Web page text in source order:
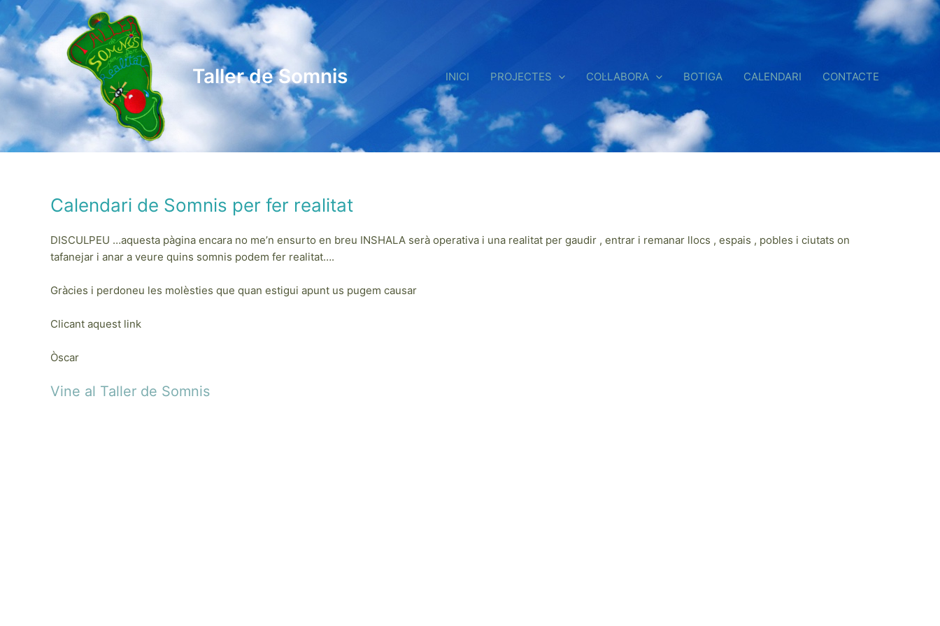
Vés
contingut
Taller de Somnis INICI PROJECTES COL·LABORA BOTIGA CALENDARI CONTACTE
Calendari de Somnis per fer realitat
DISCULPEU …aquesta pàgina encara no me’n ensurto en breu INSHALA serà operativa i una realitat per gaudir , entrar i remanar llocs , espais , pobles i ciutats on
tafanejar i anar a veure quins somnis podem fer realitat….
Gràcies i perdoneu les molèsties que quan estigui apunt us pugem causar
Clicant aquest link
Òscar
Vine al Taller de Somnis